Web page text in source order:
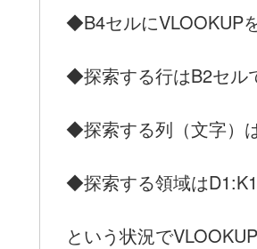
◆B4セルにVLOOKUP
◆探索する行はB2セル
◆探索する列（文字）
◆探索する領域は
という状況で